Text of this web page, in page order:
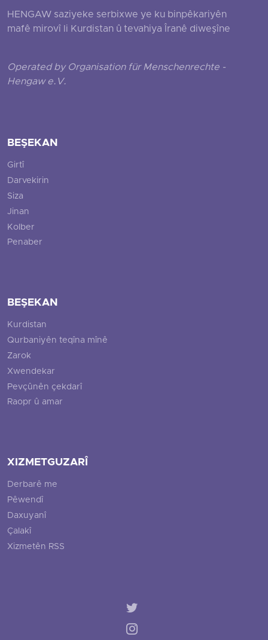
HENGAW saziyeke serbixwe ye ku binpêkariyên
mafê mirovî li Kurdistan û tevahiya Îranê diweşîne
Operated by Organisation für Menschenrechte -
Hengaw e.V.
BEŞEKAN
Girtî
Darvekirin
Siza
Jinan
Kolber
Penaber
BEŞEKAN
Kurdistan
Qurbaniyên teqîna mînê
Zarok
Xwendekar
Pevçûnên çekdarî
Raopr û amar
XIZMETGUZARÎ
Derbarê me
Pêwendî
Daxuyanî
Çalakî
Xizmetên RSS